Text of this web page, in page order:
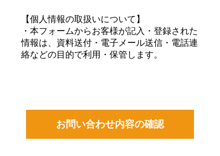
【個人情報の取扱いについて】
・本フォームからお客様が記入・登録された
情報は、資料送付・電子メール送信・電話連
絡などの目的で利用・保管します。